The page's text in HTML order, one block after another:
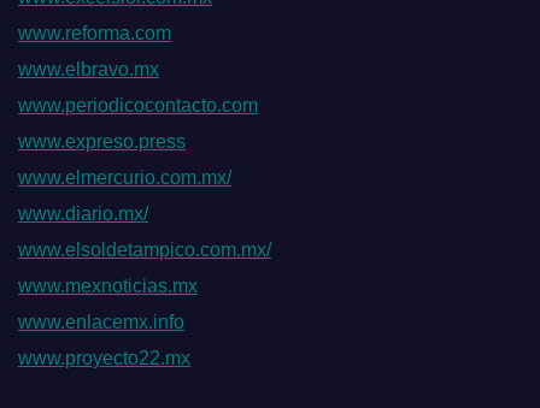
www.reforma.com
www.elbravo.mx
www.periodicocontacto.com
www.expreso.press
www.elmercurio.com.mx/
www.diario.mx/
www.elsoldetampico.com.mx/
www.mexnoticias.mx
www.enlacemx.info
www.proyecto22.mx